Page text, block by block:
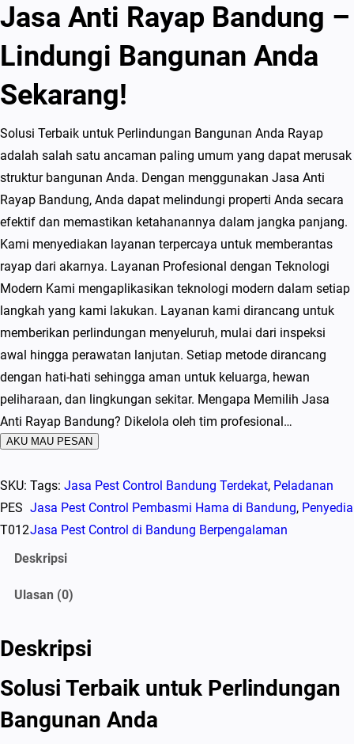
Jasa Anti Rayap Bandung –
Lindungi Bangunan Anda
Sekarang!
Solusi Terbaik untuk Perlindungan Bangunan Anda Rayap
adalah salah satu ancaman paling umum yang dapat merusak
struktur bangunan Anda. Dengan menggunakan Jasa Anti
Rayap Bandung, Anda dapat melindungi properti Anda secara
efektif dan memastikan ketahanannya dalam jangka panjang.
Kami menyediakan layanan terpercaya untuk memberantas
rayap dari akarnya. Layanan Profesional dengan Teknologi
Modern Kami mengaplikasikan teknologi modern dalam setiap
langkah yang kami lakukan. Layanan kami dirancang untuk
memberikan perlindungan menyeluruh, mulai dari inspeksi
awal hingga perawatan lanjutan. Setiap metode dirancang
dengan hati-hati sehingga aman untuk keluarga, hewan
peliharaan, dan lingkungan sekitar. Mengapa Memilih Jasa
Anti Rayap Bandung? Dikelola oleh tim profesional…
AKU MAU PESAN
SKU:
PES
T012
Tags: Jasa Pest Control Bandung Terdekat, Peladanan
Jasa Pest Control Pembasmi Hama di Bandung, Penyedia
Jasa Pest Control di Bandung Berpengalaman
Deskripsi
Ulasan (0)
Deskripsi
Solusi Terbaik untuk Perlindungan
Bangunan Anda